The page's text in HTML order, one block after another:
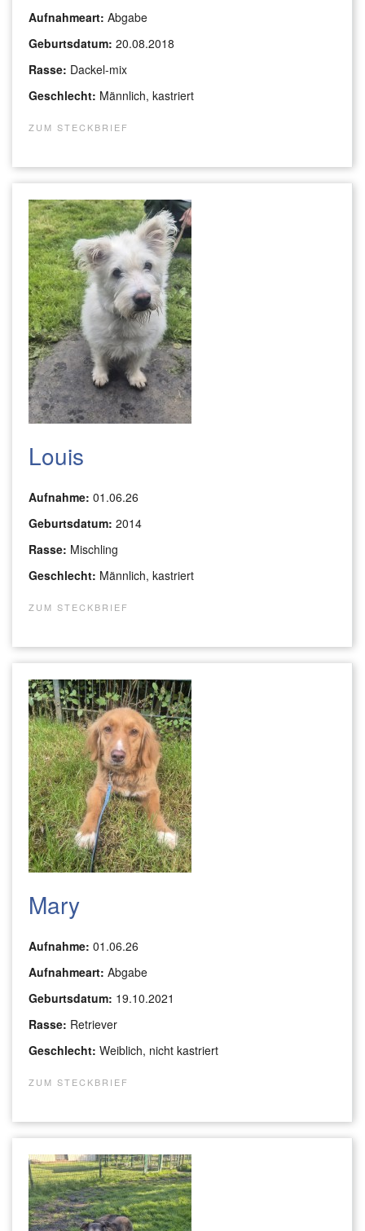
Aufnahmeart: Abgabe
Geburtsdatum: 20.08.2018
Rasse: Dackel-mix
Geschlecht: Männlich, kastriert
ZUM STECKBRIEF
Louis
Aufnahme: 01.06.26
Geburtsdatum: 2014
Rasse: Mischling
Geschlecht: Männlich, kastriert
ZUM STECKBRIEF
Mary
Aufnahme: 01.06.26
Aufnahmeart: Abgabe
Geburtsdatum: 19.10.2021
Rasse: Retriever
Geschlecht: Weiblich, nicht kastriert
ZUM STECKBRIEF